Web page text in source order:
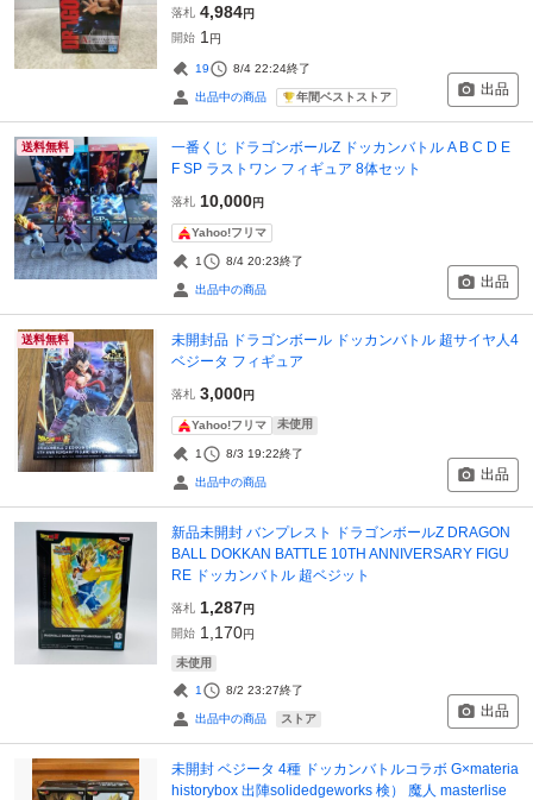
落札 4,984円
開始 1 円
19 8/4 22:24終了
出品中の商品 年間ベストストア 出品
送料無料
一番くじ ドラゴンボールZ ドッカンバトル A B C D E
F SP ラストワン フィギュア 8体セット
落札 10,000円
Yahoo!フリマ
1 8/4 20:23終了
出品中の商品 出品
送料無料
未開封品 ドラゴンボール ドッカンバトル 超サイヤ人4
ベジータ フィギュア
落札 3,000円
Yahoo!フリマ 未使用
1 8/3 19:22終了
出品中の商品 出品
新品未開封 バンプレスト ドラゴンボールZ DRAGON
BALL DOKKAN BATTLE 10TH ANNIVERSARY FIGU
RE ドッカンバトル 超ベジット
落札 1,287円
開始 1,170円
未使用
1 8/2 23:27終了
出品中の商品 ストア 出品
未開封 ベジータ 4種 ドッカンバトルコラボ G×materia
historybox 出陣solidedgeworks 検） 魔人 masterlise